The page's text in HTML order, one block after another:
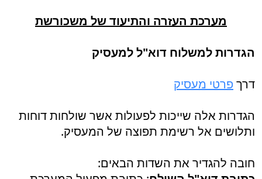
מערכת העזרה והתיעוד של משכורשת
הגדרות למשלוח דוא"ל למעסיק
דרך פרטי מעסיק
הגדרות אלה שייכות לפעולות אשר שולחות דוחות
ותלושים אל רשימת תפוצה של המעסיק.
חובה להגדיר את השדות הבאים: